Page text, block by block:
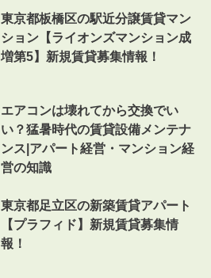
東京都板橋区の駅近分譲賃貸マン
ション【ライオンズマンション成
増第5】新規賃貸募集情報！
エアコンは壊れてから交換でい
い？猛暑時代の賃貸設備メンテナ
ンス|アパート経営・マンション経
営の知識
東京都足立区の新築賃貸アパート
【プラフィド】新規賃貸募集情
報！